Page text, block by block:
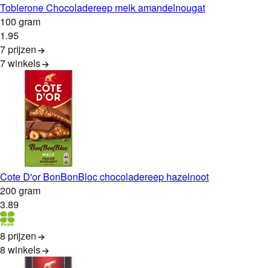
Toblerone Chocoladereep melk amandelnougat
100 gram
1.95
7 prijzen
7winkels
Cote D'or BonBonBloc chocoladereep hazelnoot
200 gram
3.89
8 prijzen
8 winkels